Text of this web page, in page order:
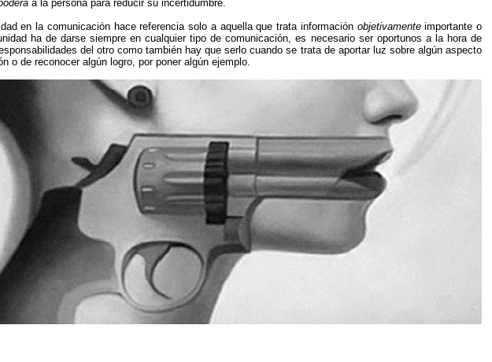
a la persona para reducir su incertidumbre.
en la comunicación hace referencia solo a aquella que trata información objetivamenteimportante o
ha de darse siempre en cualquier tipo de comunicación, es necesario ser oportunos a la hora de
del otro como también hay que serlo cuando se trata de aportar luz sobre algún aspecto
o de reconocer algún logro, por poner algún ejemplo.